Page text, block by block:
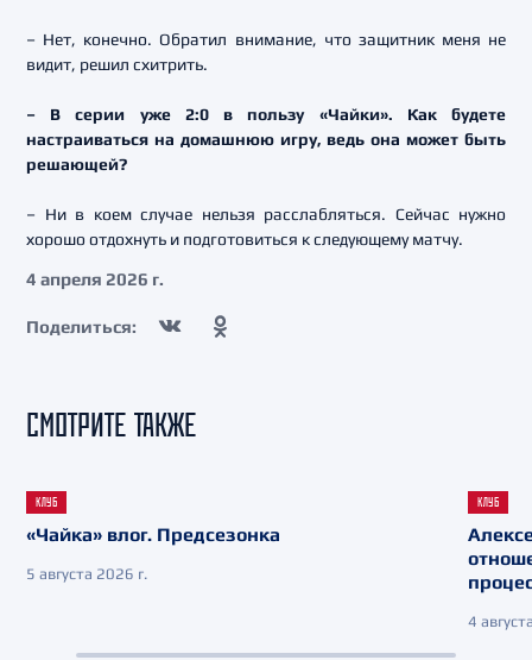
– Нет, конечно. Обратил внимание, что защитник меня не
видит, решил схитрить.
– В серии уже 2:0 в пользу «Чайки». Как будете
настраиваться на домашнюю игру, ведь она может быть
решающей?
– Ни в коем случае нельзя расслабляться. Сейчас нужно
хорошо отдохнуть и подготовиться к следующему матчу.
4 апреля 2026 г.
Поделиться:
СМОТРИТЕ ТАКЖЕ
КЛУБ
«Чайка» влог. Предсезонка
5 августа 2026 г.
КЛУБ
4